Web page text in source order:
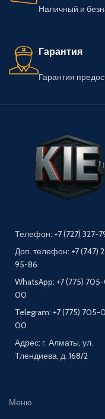
Наличный и
Гарантия
Гарантия
Телефон: +7 (727) 327-
Доп. телефон: +7 (747)
95-86
WhatsApp: +7 (775)
00
Telegram: +7 (775)
00
Адрес: г. Алматы, ул.
Тлендиева, д. 168/2
Меню